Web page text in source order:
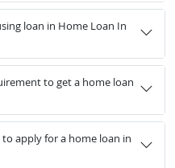
loan in Home Loan In
to get a home loan
apply for a home loan in